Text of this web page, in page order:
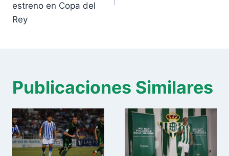
estreno en Copa del
Rey
Publicaciones Similares